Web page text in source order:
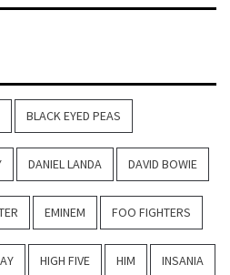
BLACK EYED PEAS
DANIEL LANDA DAVID BOWIE
EMINEM FOO FIGHTERS
HIGH FIVE HIM INSANIA